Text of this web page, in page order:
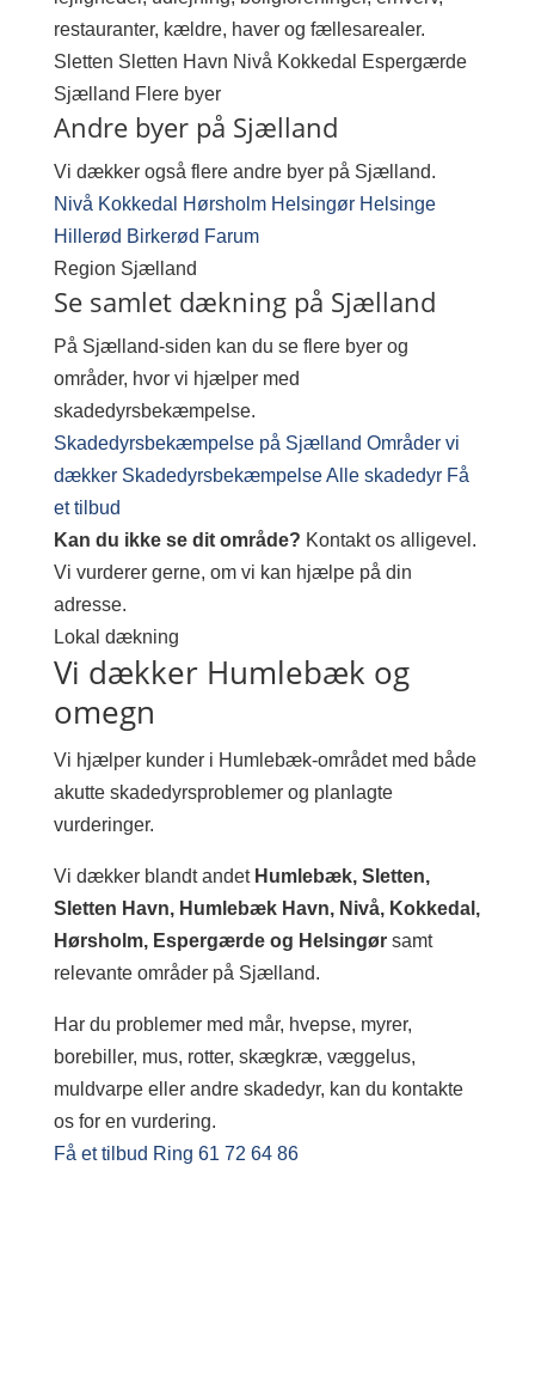
restauranter, kældre, haver og fællesarealer.
Sletten Sletten Havn Nivå Kokkedal Espergærde
Sjælland Flere byer
Andre byer på Sjælland
Vi dækker også flere andre byer på Sjælland.
Nivå Kokkedal Hørsholm Helsingør Helsinge
Hillerød Birkerød Farum
Region Sjælland
Se samlet dækning på Sjælland
På Sjælland-siden kan du se flere byer og
områder, hvor vi hjælper med
skadedyrsbekæmpelse.
Skadedyrsbekæmpelse på Sjælland Områder vi
dækker SkadedyrsbekæmpelseAlle skadedyr Få
et tilbud
Kan du ikke se dit område? Kontakt os alligevel.
Vi vurderer gerne, om vi kan hjælpe på din
adresse.
Lokal dækning
Vi dækker Humlebæk og
omegn
Vi hjælper kunder i Humlebæk-området med både
akutte skadedyrsproblemer og planlagte
vurderinger.
Vi dækker blandt andet Humlebæk, Sletten,
Sletten Havn, Humlebæk Havn, Nivå, Kokkedal,
Hørsholm, Espergærde og Helsingørsamt
relevante områder på Sjælland.
Har du problemer med mår, hvepse, myrer,
borebiller, mus, rotter, skægkræ, væggelus,
muldvarpe eller andre skadedyr, kan du kontakte
os for en vurdering.
Få et tilbud Ring 61 72 64 86